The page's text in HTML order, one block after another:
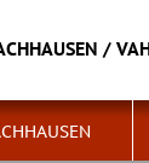
/